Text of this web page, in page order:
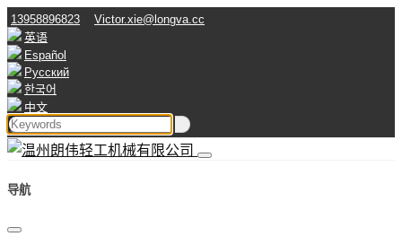
13958896823
Victor.xie@longva.cc
英语
Español
Русский
한국어
中文
导航